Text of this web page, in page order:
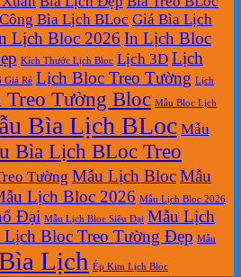
Bìa Lịch BLoc Giá Bìa Lịch
Lịch Bloc 2026 In Lịch Bloc
Kích Thước Lịch Bloc Lịch 3D Lịch
Giá Rẻ Lịch Bloc Treo Tường Lịch
Treo Tường Bloc Mẫu Bloc Lịch
Bìa Lịch BLoc Mẫu
Bìa Lịch BLoc Treo
Tường Mẫu Lịch BlocMẫu
Lịch Bloc 2026 Mẫu Lịch Bloc 2026
Đại Mẫu Lịch Bloc Siêu Đại Mẫu Lịch
Lịch Bloc Treo Tường Đẹp Mẫu
Lịch Ép Kim Lịch Bloc